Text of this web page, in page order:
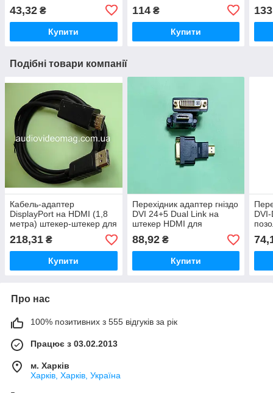
43,32 ₴
Купити
114₴
Купити
Подібні товари компанії
Кабель-адаптер
DisplayPort на HDMI (1,8
метра) штекер-штекер для
підключення монітора/ТВ
до ПК
218,31 ₴
Купити
Перехідник адаптер гніздо
DVI 24+5 Dual Link на
штекер HDMI для
монітора та відеокарти
88,92₴
Купити
Про нас
100% позитивних з 555 відгуків за рік
Працює з 03.02.2013
м. Харків
Харків, Харків, Україна